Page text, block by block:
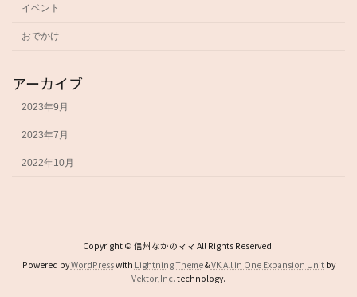
イベント
おでかけ
アーカイブ
2023年9月
2023年7月
2022年10月
Copyright © 信州なかのママ All Rights Reserved.
Powered byWordPresswith Lightning Theme&VK All in One Expansion Unitby
Vektor,Inc. technology.